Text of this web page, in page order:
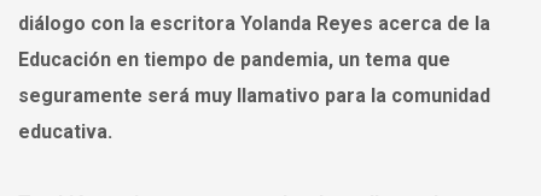
diálogo con la escritora Yolanda Reyes acerca de la
Educación en tiempo de pandemia, un tema que
seguramente será muy llamativo para la comunidad
educativa.